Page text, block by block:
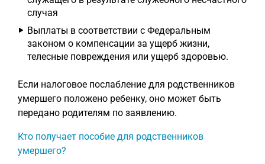
случая
Выплаты в соответствии с Федеральным
законом о компенсации за ущерб жизни,
телесные повреждения или ущерб здоровью.
Если налоговое послабление для родственников
умершего положено ребенку, оно может быть
передано родителям по заявлению.
Кто получает пособие для родственников
умершего?